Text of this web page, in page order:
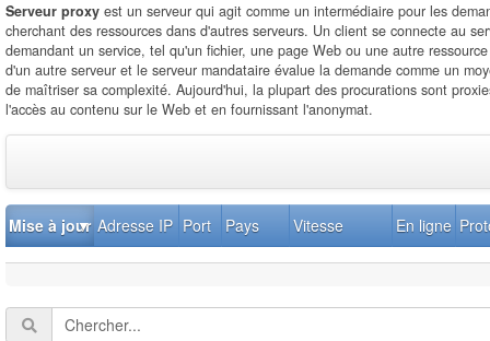
Serveur proxy est un serveur qui agit comme un intermédiaire pour les
cherchant des ressources dans d'autres serveurs. Un client se connecte au
demandant un service, tel qu'un fichier, une page Web ou une autre
d'un autre serveur et le serveur mandataire évalue la demande comme un
de maîtriser sa complexité. Aujourd'hui, la plupart des procurations sont
l'accès au contenu sur le Web et en fournissant l'anonymat.
Mise à jour Adresse IP Port Pays Vitesse En ligne